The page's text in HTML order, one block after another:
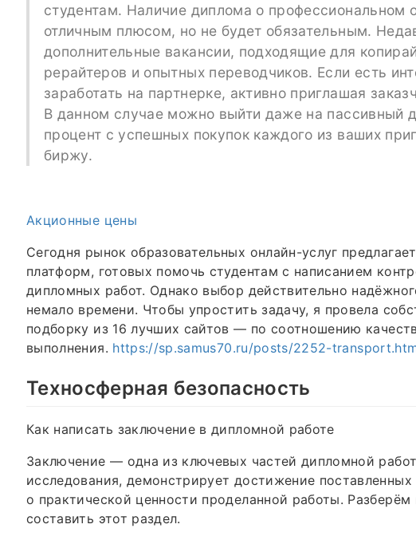
студентам. Наличие диплома о профессиональном
отличным плюсом, но не будет обязательным.
дополнительные вакансии, подходящие для
рерайтеров и опытных переводчиков. Если есть
заработать на партнерке, активно приглашая
В данном случае можно выйти даже на пассивный
процент с успешных покупок каждого из ваших
биржу.
Акционные цены
Сегодня рынок образовательных онлайн-услуг
платформ, готовых помочь студентам с написанием
дипломных работ. Однако выбор действительно
немало времени. Чтобы упростить задачу, я провела
подборку из 16 лучших сайтов — по соотношению
выполнения. https://sp.samus70.ru/posts/2252-
Техносферная безопасность
Как написать заключение в дипломной работе
Заключение — одна из ключевых частей дипломной
исследования, демонстрирует достижение
о практической ценности проделанной работы.
составить этот раздел.